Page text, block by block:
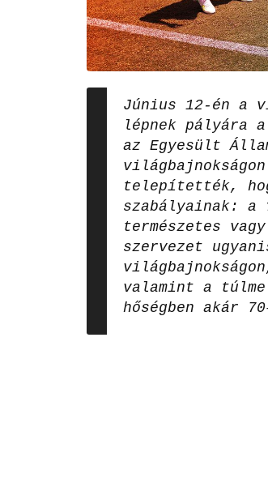
Június 12-én a
lépnek pályára
az Egyesült
telepítették,
szabályainak: a
természetes
szervezet
valamint a
hőségben akár